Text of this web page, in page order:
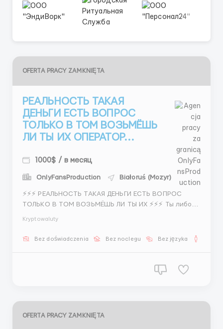
OFERTA PRACY ZAMKNIĘTA
РЕАЛЬНОСТЬ ТАКАЯ
ДЕНЬГИ ЕСТЬ ВОПРОС
ТОЛЬКО В ТОМ ВОЗЬМЁШЬ
ЛИ ТЫ ИХ ОПЕРАТОР...
1000$ / в месяц
OnlyFansProduction Białoruś (Mozyr)
⚡⚡⚡ РЕАЛЬНОСТЬ ТАКАЯ ДЕНЬГИ ЕСТЬ ВОПРОС
ТОЛЬКО В ТОМ ВОЗЬМЁШЬ ЛИ ТЫ ИХ ⚡⚡⚡ Ты либо
диалоги Организовывать встречи Работать с
Kryptowaluty
Bez doświadczenia Bez noclegu Bez języka
OFERTA PRACY ZAMKNIĘTA